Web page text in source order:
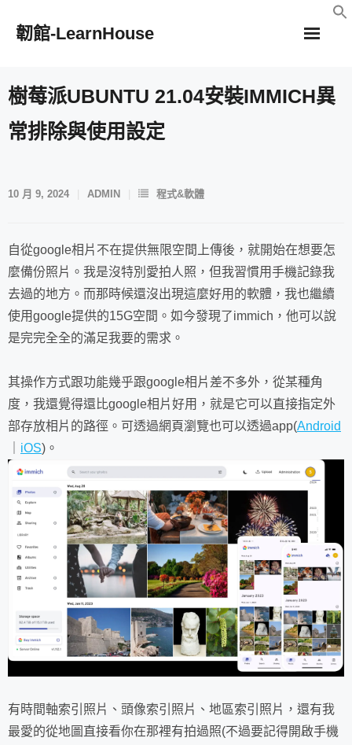
韌館-LearnHouse
樹莓派UBUNTU 21.04安裝IMMICH異
常排除與使用設定
10 月 9, 2024 ADMIN 程式&軟體
自從google相片不在提供無限空間上傳後，就開始在想要怎
麼備份照片。我是沒特別愛拍人照，但我習慣用手機記錄我
去過的地方。而那時候還沒出現這麼好用的軟體，我也繼續
使用google提供的15G空間。如今發現了immich，他可以說
是完完全全的滿足我要的需求。
其操作方式跟功能幾乎跟google相片差不多外，從某種角
度，我還覺得還比google相片好用，就是它可以直接指定外
部存放相片的路徑。可透過網頁瀏覽也可以透過app(Android
iOS)。
有時間軸索引照片、頭像索引照片、地區索引照片，還有我
最愛的從地圖直接看你在那裡有拍過照(不過要記得開啟手機